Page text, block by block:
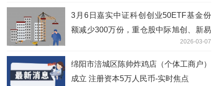
3月6日嘉实中证科创创业50ETF基金份
额减少300万份，重仓股中际旭创、新易
2026-03-07
绵阳市涪城区陈帅炸鸡店（个体工商户）
成立 注册资本5万人民币-实时焦点